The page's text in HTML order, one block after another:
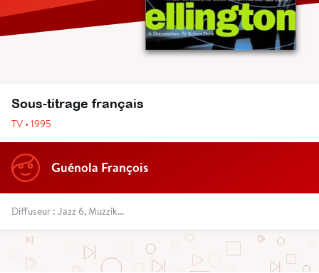
Sous-titrage français
TV • 1995
Guénola François
Diffuseur : Jazz 6, Muzzik...